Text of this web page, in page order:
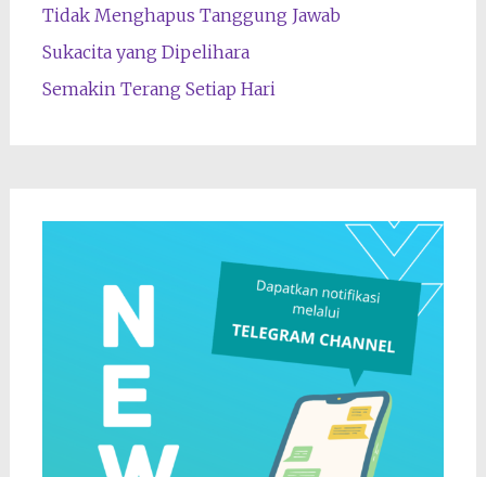
Tidak Menghapus Tanggung Jawab
Sukacita yang Dipelihara
Semakin Terang Setiap Hari